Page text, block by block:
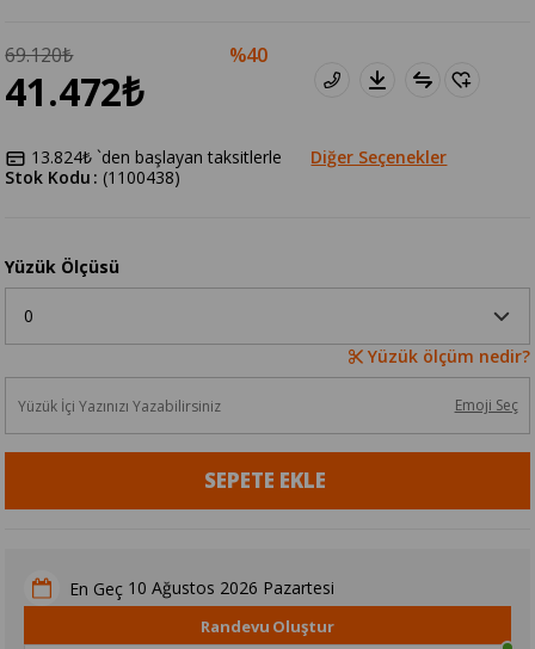
69.120₺
41.472₺
40
13.824₺ `den başlayan taksitlerle
Diğer Seçenekler
(1100438)
Stok Kodu
Yüzük Ölçüsü
Yüzük ölçüm nedir?
Emoji Seç
En Geç 10 Ağustos 2026 Pazartesi
Randevu Oluştur